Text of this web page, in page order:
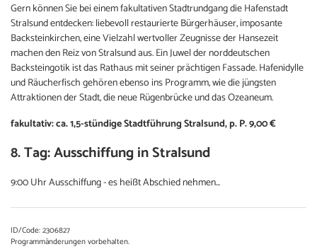
Gern können Sie bei einem fakultativen Stadtrundgang die Hafenstadt
Stralsund entdecken: liebevoll restaurierte Bürgerhäuser, imposante
Backsteinkirchen, eine Vielzahl wertvoller Zeugnisse der Hansezeit
machen den Reiz von Stralsund aus. Ein Juwel der norddeutschen
Backsteingotik ist das Rathaus mit seiner prächtigen Fassade. Hafenidylle
und Räucherfisch gehören ebenso ins Programm, wie die jüngsten
Attraktionen der Stadt, die neue Rügenbrücke und das Ozeaneum.
fakultativ: ca. 1,5-stündige Stadtführung Stralsund, p. P. 9,00 €
8. Tag: Ausschiffung in Stralsund
9:00 Uhr Ausschiffung - es heißt Abschied nehmen...
ID/Code: 2306827
Programmänderungen vorbehalten.